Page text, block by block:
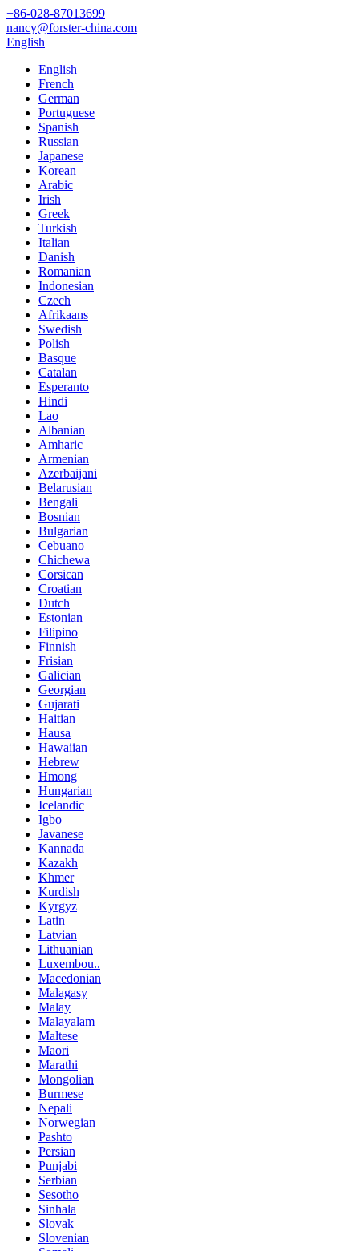
+86-028-87013699
nancy@forster-china.com
English
English
French
German
Portuguese
Spanish
Russian
Japanese
Korean
Arabic
Irish
Greek
Turkish
Italian
Danish
Romanian
Indonesian
Czech
Afrikaans
Swedish
Polish
Basque
Catalan
Esperanto
Hindi
Lao
Albanian
Amharic
Armenian
Azerbaijani
Belarusian
Bengali
Bosnian
Bulgarian
Cebuano
Chichewa
Corsican
Croatian
Dutch
Estonian
Filipino
Finnish
Frisian
Galician
Georgian
Gujarati
Haitian
Hausa
Hawaiian
Hebrew
Hmong
Hungarian
Icelandic
Igbo
Javanese
Kannada
Kazakh
Khmer
Kurdish
Kyrgyz
Latin
Latvian
Lithuanian
Luxembou..
Macedonian
Malagasy
Malay
Malayalam
Maltese
Maori
Marathi
Mongolian
Burmese
Nepali
Norwegian
Pashto
Persian
Punjabi
Serbian
Sesotho
Sinhala
Slovak
Slovenian